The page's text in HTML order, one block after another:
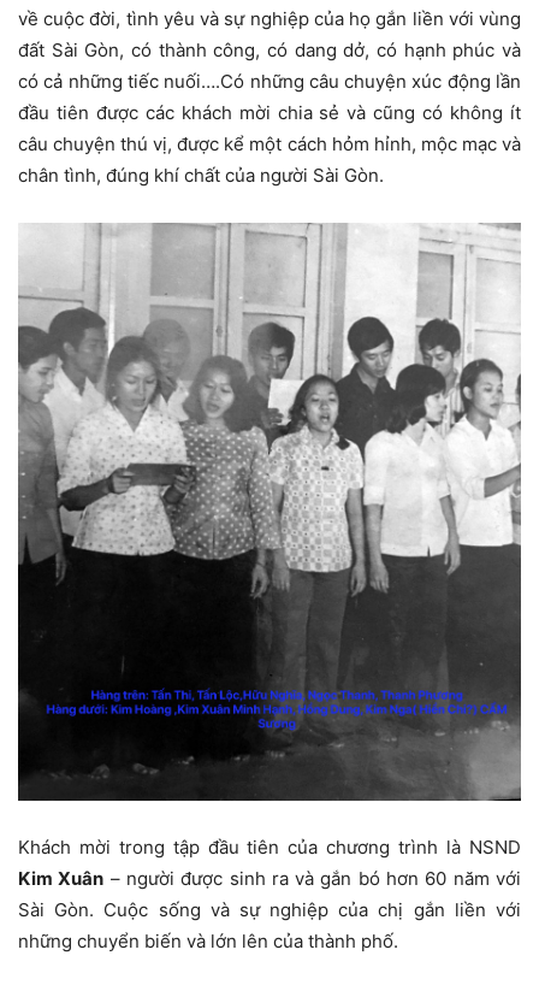
về cuộc đời, tình yêu và sự nghiệp của họ gắn liền với vùng
đất Sài Gòn, có thành công, có dang dở, có hạnh phúc và
có cả những tiếc nuối….Có những câu chuyện xúc động lần
đầu tiên được các khách mời chia sẻ và cũng có không ít
câu chuyện thú vị, được kể một cách hỏm hỉnh, mộc mạc và
chân tình, đúng khí chất của người Sài Gòn.
Khách mời trong tập đầu tiên của chương trình là NSND
Kim Xuân – người được sinh ra và gắn bó hơn 60 năm với
Sài Gòn. Cuộc sống và sự nghiệp của chị gắn liền với
những chuyển biến và lớn lên của thành phố.